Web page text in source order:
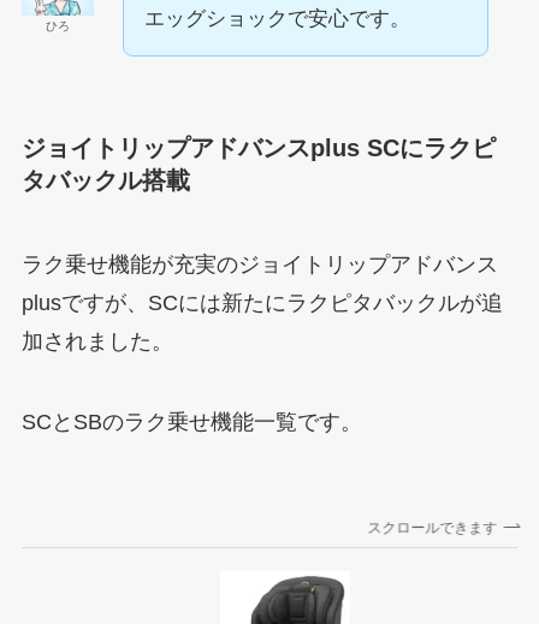
ひろ
エッグショックで安心です。
ジョイトリップアドバンスplus SCにラクピ
タバックル搭載
ラク乗せ機能が充実のジョイトリップアドバンス
plusですが、SCには新たにラクピタバックルが追
加されました。
SCとSBのラク乗せ機能一覧です。
スクロールできます